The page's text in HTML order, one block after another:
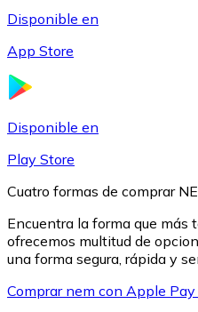
Disponible en
App Store
Disponible en
Play Store
Cuatro formas de comprar
Encuentra la forma que más
ofrecemos multitud de
una forma segura, rápida y
Comprar nem con Apple